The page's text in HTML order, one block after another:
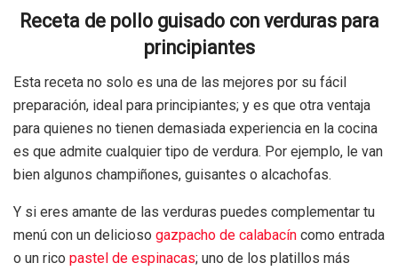
Receta de pollo guisado con verduras para
principiantes
Esta receta no solo es una de las mejores por su fácil
preparación, ideal para principiantes; y es que otra ventaja
para quienes no tienen demasiada experiencia en la cocina
es que admite cualquier tipo de verdura. Por ejemplo, le van
bien algunos champiñones, guisantes o alcachofas.
Y si eres amante de las verduras puedes complementar tu
menú con un delicioso gazpacho de calabacín como entrada
o un rico pastel de espinacas; uno de los platillos más